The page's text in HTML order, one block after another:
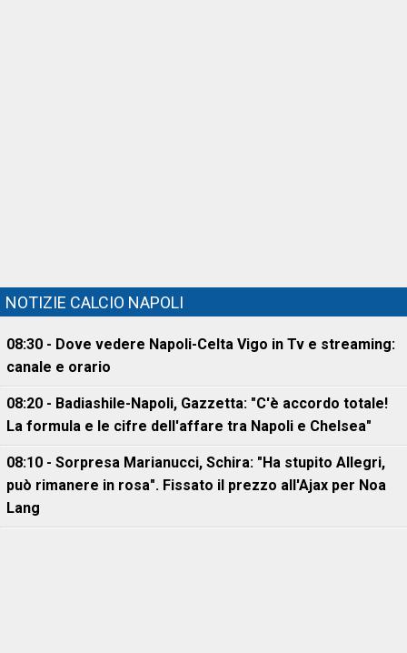
NOTIZIE CALCIO NAPOLI
08:30 - Dove vedere Napoli-Celta Vigo in Tv e streaming:
canale e orario
08:20 - Badiashile-Napoli, Gazzetta: "C'è accordo totale!
La formula e le cifre dell'affare tra Napoli e Chelsea"
08:10 - Sorpresa Marianucci, Schira: "Ha stupito Allegri,
può rimanere in rosa". Fissato il prezzo all'Ajax per Noa
Lang